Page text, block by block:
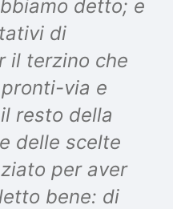
detto; e
di
il terzino che
via e
resto della
delle scelte
per aver
bene: di